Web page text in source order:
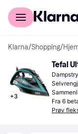
For kunder
Klarna/Shopping/
+3
Tefal
Fra 6
Prøv